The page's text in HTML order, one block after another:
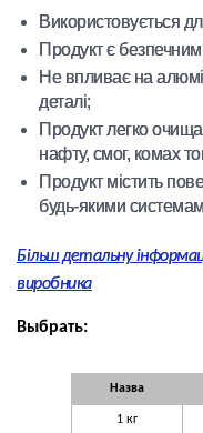
Використовується
Продукт є
Не впливає на
деталі;
Продукт легко
нафту, смог, комах
Продукт містить
будь-якими
Більш детальну
виробника
Выбрать:
Назва
1 кг